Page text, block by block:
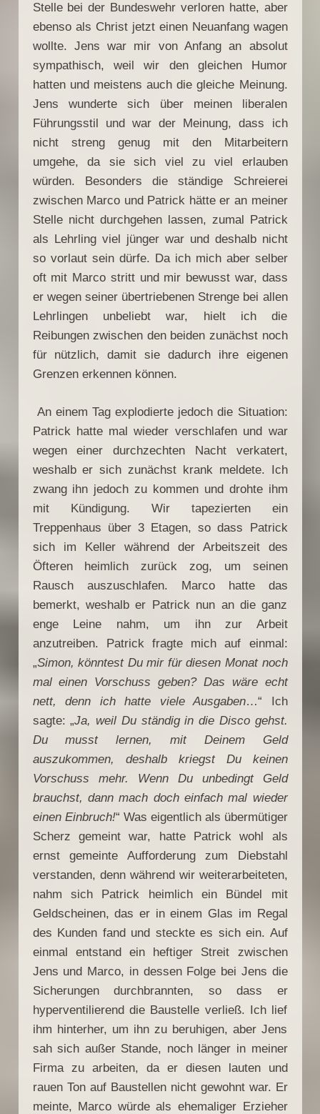
Stelle bei der Bundeswehr verloren hatte, aber
ebenso als Christ jetzt einen Neuanfang wagen
wollte. Jens war mir von Anfang an absolut
sympathisch, weil wir den gleichen Humor
hatten und meistens auch die gleiche Meinung.
Jens wunderte sich über meinen liberalen
Führungsstil und war der Meinung, dass ich
nicht streng genug mit den Mitarbeitern
umgehe, da sie sich viel zu viel erlauben
würden. Besonders die ständige Schreierei
zwischen Marco und Patrick hätte er an meiner
Stelle nicht durchgehen lassen, zumal Patrick
als Lehrling viel jünger war und deshalb nicht
so vorlaut sein dürfe. Da ich mich aber selber
oft mit Marco stritt und mir bewusst war, dass
er wegen seiner übertriebenen Strenge bei allen
Lehrlingen unbeliebt war, hielt ich die
Reibungen zwischen den beiden zunächst noch
für nützlich, damit sie dadurch ihre eigenen
Grenzen erkennen können.
An einem Tag explodierte jedoch die Situation:
Patrick hatte mal wieder verschlafen und war
wegen einer durchzechten Nacht verkatert,
weshalb er sich zunächst krank meldete. Ich
zwang ihn jedoch zu kommen und drohte ihm
mit Kündigung. Wir tapezierten ein
Treppenhaus über 3 Etagen, so dass Patrick
sich im Keller während der Arbeitszeit des
Öfteren heimlich zurück zog, um seinen
Rausch auszuschlafen. Marco hatte das
bemerkt, weshalb er Patrick nun an die ganz
enge Leine nahm, um ihn zur Arbeit
anzutreiben. Patrick fragte mich auf einmal:
„Simon, könntest Du mir für diesen Monat noch
mal einen Vorschuss geben? Das wäre echt
nett, denn ich hatte viele Ausgaben…“ Ich
sagte: „Ja, weil Du ständig in die Disco gehst.
Du musst lernen, mit Deinem Geld
auszukommen, deshalb kriegst Du keinen
Vorschuss mehr. Wenn Du unbedingt Geld
brauchst, dann mach doch einfach mal wieder
einen Einbruch!“ Was eigentlich als übermütiger
Scherz gemeint war, hatte Patrick wohl als
ernst gemeinte Aufforderung zum Diebstahl
verstanden, denn während wir weiterarbeiteten,
nahm sich Patrick heimlich ein Bündel mit
Geldscheinen, das er in einem Glas im Regal
des Kunden fand und steckte es sich ein. Auf
einmal entstand ein heftiger Streit zwischen
Jens und Marco, in dessen Folge bei Jens die
Sicherungen durchbrannten, so dass er
hyperventilierend die Baustelle verließ. Ich lief
ihm hinterher, um ihn zu beruhigen, aber Jens
sah sich außer Stande, noch länger in meiner
Firma zu arbeiten, da er diesen lauten und
rauen Ton auf Baustellen nicht gewohnt war. Er
meinte, Marco würde als ehemaliger Erzieher